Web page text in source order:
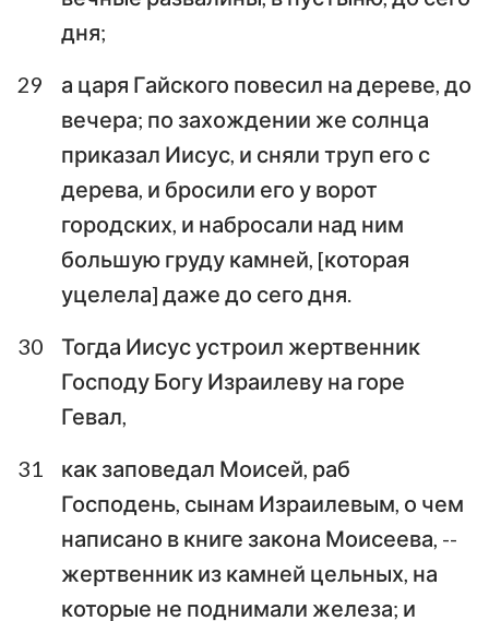
дня;
29
а царя Гайского повесил на дереве, до
вечера; по захождении же солнца
приказал Иисус, и сняли труп его с
дерева, и бросили его у ворот
городских, и набросали над ним
большую груду камней, [которая
уцелела] даже до сего дня.
30
Тогда Иисус устроил жертвенник
Господу Богу Израилеву на горе
Гевал,
31
как заповедал Моисей, раб
Господень, сынам Израилевым, о чем
написано в книге закона Моисеева, --
жертвенник из камней цельных, на
которые не поднимали железа; и